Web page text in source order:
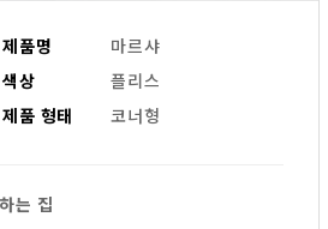
제품명
마르샤
색상
플리스
제품 형태
코너형
는 집